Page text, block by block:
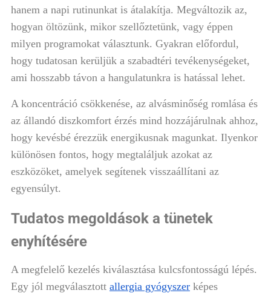
hanem a napi rutinunkat is átalakítja. Megváltozik az,
hogyan öltözünk, mikor szellőztetünk, vagy éppen
milyen programokat választunk. Gyakran előfordul,
hogy tudatosan kerüljük a szabadtéri tevékenységeket,
ami hosszabb távon a hangulatunkra is hatással lehet.
A koncentráció csökkenése, az alvásminőség romlása és
az állandó diszkomfort érzés mind hozzájárulnak ahhoz,
hogy kevésbé érezzük energikusnak magunkat. Ilyenkor
különösen fontos, hogy megtaláljuk azokat az
eszközöket, amelyek segítenek visszaállítani az
egyensúlyt.
Tudatos megoldások a tünetek
enyhítésére
A megfelelő kezelés kiválasztása kulcsfontosságú lépés.
Egy jól megválasztott allergia gyógyszer képes